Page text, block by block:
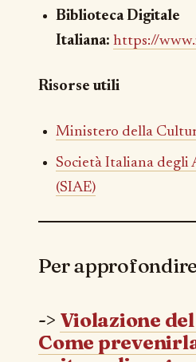
Biblioteca Digitale
Italiana: https://
Risorse utili
Ministero della
Società Italiana
(SIAE)
Per
-> Violazione
Come